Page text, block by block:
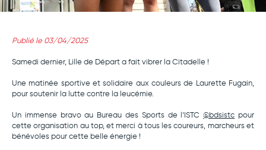
Publié le 03/04/2025
Samedi dernier, Lille de Départ a fait vibrer la Citadelle !
Une matinée sportive et solidaire aux couleurs de Laurette Fugain,
pour soutenir la lutte contre la leucémie.
Un immense bravo au Bureau des Sports de l’ISTC@bdsistc pour
cette organisation au top, et merci à tous les coureurs, marcheurs et
bénévoles pour cette belle énergie !